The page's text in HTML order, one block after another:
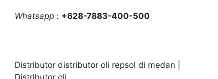
Whatsapp : +628-7883-400-500
Distributor distributor oli repsol di medan |
Distributor oli